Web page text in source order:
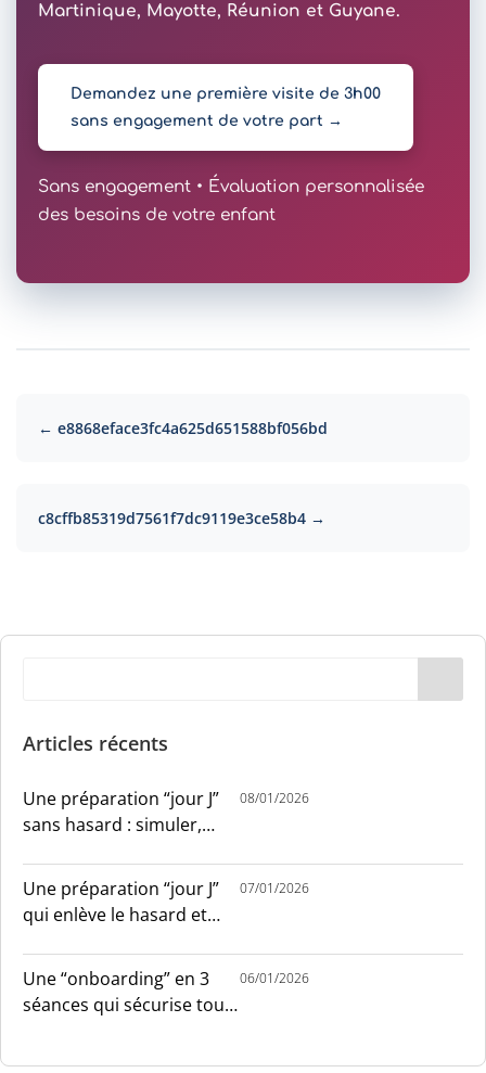
Martinique, Mayotte, Réunion et Guyane.
Demandez une première visite de 3h00
sans engagement de votre part →
Sans engagement • Évaluation personnalisée
des besoins de votre enfant
← e8868eface3fc4a625d651588bf056bd
c8cffb85319d7561f7dc9119e3ce58b4 →
Articles récents
Une préparation “jour J”
sans hasard : simuler,
08/01/2026
Une préparation “jour J”
qui enlève le hasard et
07/01/2026
Une “onboarding” en 3
séances qui sécurise tout
06/01/2026